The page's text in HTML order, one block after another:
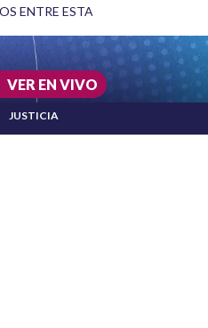
ENTRE ESTADOS UNIDOS E
VER EN VIVO
JUSTICIA